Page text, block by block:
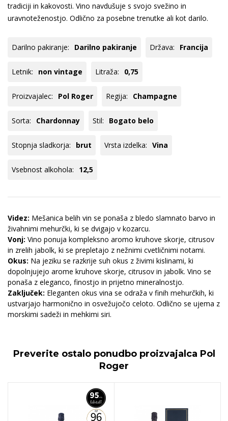
tradiciji in kakovosti. Vino navdušuje s svojo svežino in
uravnoteženostjo. Odlično za posebne trenutke ali kot darilo.
Darilno pakiranje: Darilno pakiranje Država: Francija
Letnik: non vintage Litraža: 0,75
Proizvajalec: Pol Roger Regija: Champagne
Sorta: Chardonnay Stil: Bogato belo
Stopnja sladkorja: brut Vrsta izdelka: Vina
Vsebnost alkohola: 12,5
Videz: Mešanica belih vin se ponaša z bledo slamnato barvo in
živahnimi mehurčki, ki se dvigajo v kozarcu.
Vonj: Vino ponuja kompleksno aromo kruhove skorje, citrusov
in zrelih jabolk, ki se prepletajo z nežnimi cvetličnimi notami.
Okus: Na jeziku se razkrije suh okus z živimi kislinami, ki
dopolnjujejo arome kruhove skorje, citrusov in jabolk. Vino se
ponaša z eleganco, finostjo in prijetno mineralnostjo.
Zaključek: Eleganten okus vina se odraža v finih mehurčkih, ki
ustvarjajo harmonično in osvežujočo celoto. Odlično se ujema z
morskimi sadeži in mehkimi siri.
Preverite ostalo ponudbo proizvajalca Pol
Roger